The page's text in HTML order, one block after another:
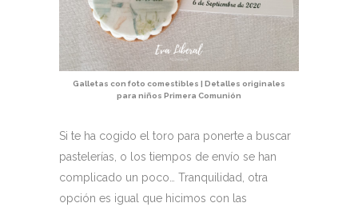
Galletas con foto comestibles | Detalles originales
para niños Primera Comunión
Si te ha cogido el toro para ponerte a buscar
pastelerías, o los tiempos de envío se han
complicado un poco… Tranquilidad, otra
opción es igual que hicimos con las